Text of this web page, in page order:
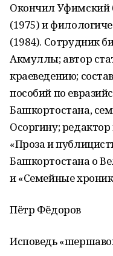
Окончил Уфимский
(1975) и
(1984). Сотрудник
Акмуллы; автор
краеведению;
пособий по
Башкортостана,
Осоргину;
«Проза и
Башкортостана о
и «Семейные
Пётр Фёдоров
Исповедь